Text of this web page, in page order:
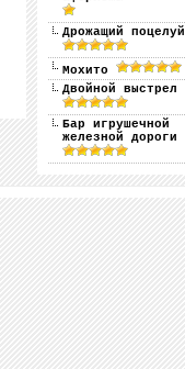
Дрожащий поцелуй
Мохито
Двойной выстрел
Бар игрушечной
железной дороги